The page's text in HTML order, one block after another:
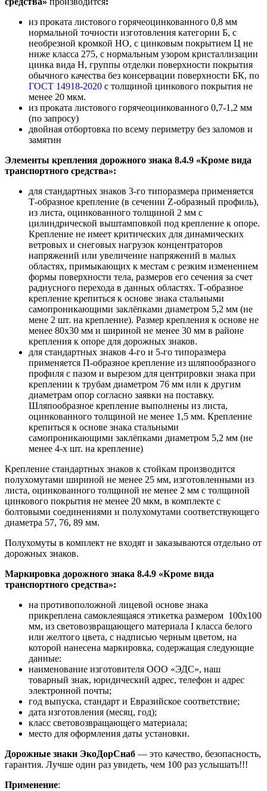
из проката листового горячеоцинкованного 0,8 мм
нормальной точности изготовления категории Б, с
необрезной кромкой НО, с цинковым покрытием Ц не
ниже класса 275, с нормальным узором кристаллизации
цинка вида Н, группы отделки поверхности покрытия
обычного качества без консервации поверхности БК, по
ГОСТ 14918-2020 с толщиной цинкового покрытия не
менее 20 мкм.
из проката листового горячеоцинкованного 0,7-1,2 мм
(по запросу)
двойная отбортовка по всему периметру без заломов и
замятин
Элементы крепления дорожного знака 8.4.9 «Кроме вида
транспортного средства»:
для стандартных знаков 3-го типоразмера применяется
Т-образное крепление (в сечении Z-образный профиль),
из листа, оцинкованного толщиной 2 мм с
цилиндрической выштамповкой под крепление к опоре.
Крепление не имеет критических для динамических
ветровых и снеговых нагрузок концентраторов
напряжений или увеличение напряжений в малых
областях, примыкающих к местам с резким изменением
формы поверхности тела, размеров его сечения за счет
радиусного перехода в данных областях. Т-образное
крепление крепиться к основе знака стальными
самопроникающими заклёпками диаметром 5,2 мм (не
мене 2 шт. на крепление). Размер крепления к основе не
менее 80х30 мм и шириной не менее 30 мм в районе
крепления к опоре для дорожных знаков.
для стандартных знаков 4-го и 5-го типоразмера
применяется П-образное крепление из шляпообразного
профиля с пазом и вырезом для центрировки знака при
креплении к трубам диаметром 76 мм или к другим
диаметрам опор согласно заявки на поставку.
Шляпообразное крепление выполнены из листа,
оцинкованного толщиной не менее 1,5 мм. Крепление
крепиться к основе знака стальными
самопроникающими заклёпками диаметром 5,2 мм (не
менее 4-х шт. на крепление)
Крепление стандартных знаков к стойкам производится
полухомутами шириной не менее 25 мм, изготовленными из
листа, оцинкованного толщиной не менее 2 мм с толщиной
цинкового покрытия не менее 20 мкм, в комплекте с
болтовыми соединениями и полухомутами соответствующего
диаметра 57, 76, 89 мм.
Полухомуты в комплект не входят и заказываются отдельно от
дорожных знаков.
Маркировка дорожного знака 8.4.9 «Кроме вида
транспортного средства»:
на противоположной лицевой основе знака
прикреплена самоклеящаяся этикетка размером 100х100
мм, из световозвращающего материала I класса белого
или желтого цвета, с надписью черным цветом, на
которой нанесена маркировка, содержащая следующие
данные:
наименование изготовителя ООО «ЭДС», наш
товарный знак, юридический адрес, телефон и адрес
электронной почты;
год выпуска, стандарт и Евразийское соответствие;
дата изготовления (месяц, год);
класс световозвращающего материала;
место для оформления даты установки.
Дорожные знаки ЭкоДорСнаб — это качество, безопасность,
гарантия. Лучше один раз увидеть, чем 100 раз услышать!!!
Применение: